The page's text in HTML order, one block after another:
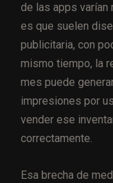
de las apps varían
es que suelen
publicitaria, con
mismo tiempo, la
mes puede
impresiones por
vender ese
correctamente.
Esa brecha de